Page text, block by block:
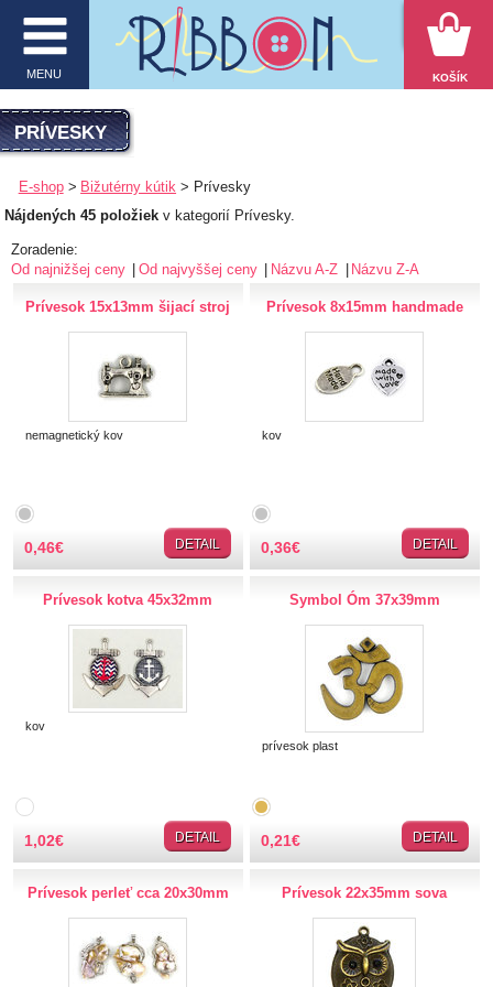
VYHĽADÁVANIE
MENU
O firme
E-shop
Inšpirácie
Obchodné podmienky
Ochrana osobných údajov
TIPY NA DARČEKY
Aplikácie
Bižutérny kútik
Korálky, flitre, medzikus
Medzikusy
Prívesky
MENU KOŠÍK
PRÍVESKY
E-shop Bižutérny kútik
Prívesky
Nájdených 45 položiek v kategorií Prívesky.
Zoradenie:
Od najnižšej ceny
Od najvyššej ceny Názvu A-Z Názvu Z-A
Prívesok 15x13mm šijací stroj
nemagnetický kov
0,46€ DETAIL
Prívesok 8x15mm handmade
kov
0,36€ DETAIL
Prívesok kotva 45x32mm
kov
1,02€ DETAIL
Symbol Óm 37x39mm
prívesok plast
0,21€ DETAIL
Prívesok perleť cca 20x30mm Prívesok 22x35mm sova